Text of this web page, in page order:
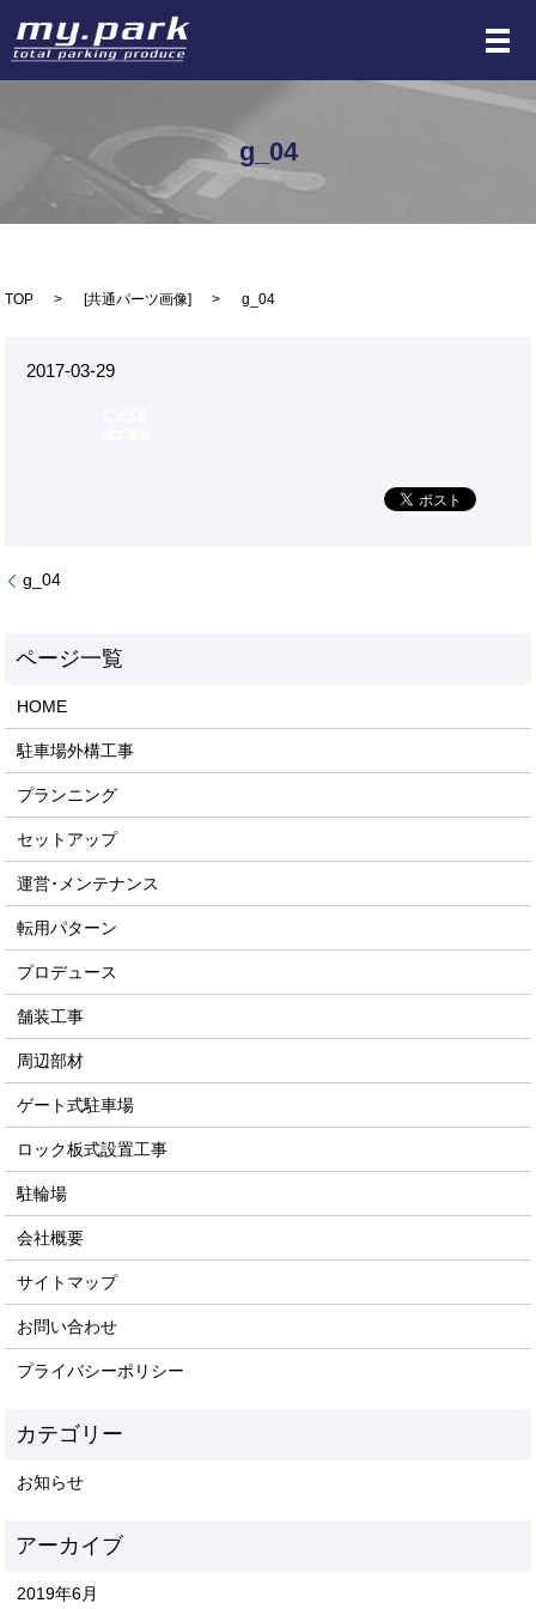
メ
g_04
TOP [共通パーツ画像] g_04
2017-03-29
g_04
HOME
駐車場外構工事
プランニング
セットアップ
運営･メンテナンス
転用パターン
プロデュース
舗装工事
周辺部材
ゲート式駐車場
ロック板式設置工事
駐輪場
会社概要
サイトマップ
お問い合わせ
プライバシーポリシー
お知らせ
2019年6月